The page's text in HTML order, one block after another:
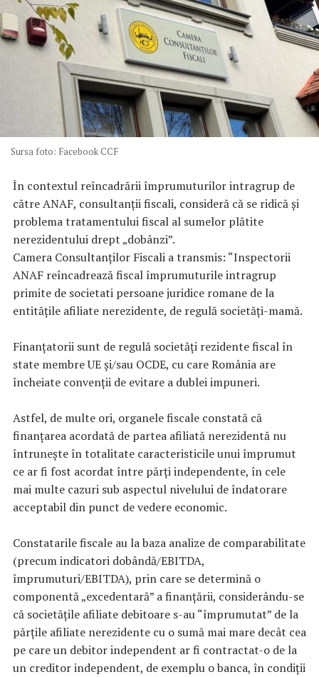
Sursa foto: Facebook CCF
În contextul reîncadrării împrumuturilor intragrup de
către ANAF, consultanții fiscali, consideră că se ridică și
problema tratamentului fiscal al sumelor plătite
nerezidentului drept „dobânzi”.
Camera Consultanților Fiscali a transmis: “Inspectorii
ANAF reîncadrează fiscal împrumuturile intragrup
primite de societati persoane juridice romane de la
entitățile afiliate nerezidente, de regulă societăți-mamă.
Finanțatorii sunt de regulă societăți rezidente fiscal în
state membre UE și/sau OCDE, cu care România are
încheiate convenții de evitare a dublei impuneri.
Astfel, de multe ori, organele fiscale constată că
finanțarea acordată de partea afiliată nerezidentă nu
întrunește în totalitate caracteristicile unui împrumut
ce ar fi fost acordat între părți independente, în cele
mai multe cazuri sub aspectul nivelului de îndatorare
acceptabil din punct de vedere economic.
Constatarile fiscale au la baza analize de comparabilitate
(precum indicatori dobândă/EBITDA,
împrumuturi/EBITDA), prin care se determină o
componentă „excedentară” a finanțării, considerându-se
că societățile afiliate debitoare s-au “împrumutat” de la
părțile afiliate nerezidente cu o sumă mai mare decât cea
pe care un debitor independent ar fi contractat-o de la
un creditor independent, de exemplu o banca, în condiții